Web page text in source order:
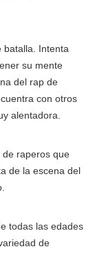
batalla. Intenta
su mente
del rap de
con otros
alentadora.
de raperos que
de la escena del
todas las edades
de